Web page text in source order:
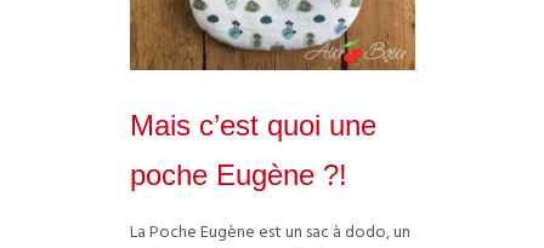
Mais c’est quoi une
poche Eugène ?!
La Poche Eugène est un sac à dodo, un